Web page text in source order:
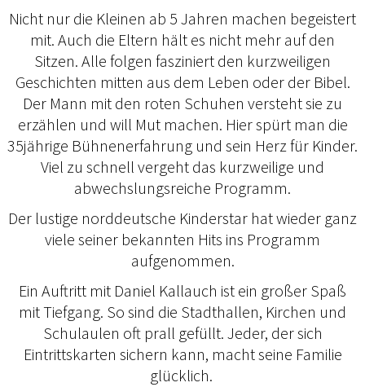
Nicht nur die Kleinen ab 5 Jahren machen begeistert
mit. Auch die Eltern hält es nicht mehr auf den
Sitzen. Alle folgen fasziniert den kurzweiligen
Geschichten mitten aus dem Leben oder der Bibel.
Der Mann mit den roten Schuhen versteht sie zu
erzählen und will Mut machen. Hier spürt man die
35jährige Bühnenerfahrung und sein Herz für Kinder.
Viel zu schnell vergeht das kurzweilige und
abwechslungsreiche Programm.
Der lustige norddeutsche Kinderstar hat wieder ganz
viele seiner bekannten Hits ins Programm
aufgenommen.
Ein Auftritt mit Daniel Kallauch ist ein großer Spaß
mit Tiefgang. So sind die Stadthallen, Kirchen und
Schulaulen oft prall gefüllt. Jeder, der sich
Eintrittskarten sichern kann, macht seine Familie
glücklich.